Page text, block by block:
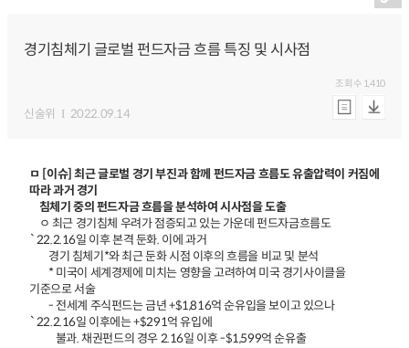
경기침체기 글로벌 펀드자금 흐름 특징 및 시사점
신술위 2022.09.14
조회수 1,410
ㅁ [이슈] 최근 글로벌 경기 부진과 함께 펀드자금 흐름도 유출압력이 커짐에
따라 과거 경기
침체기 중의 펀드자금 흐름을 분석하여 시사점을 도출
ㅇ 최근 경기침체 우려가 점증되고 있는 가운데 펀드자금흐름도
`22.2.16일 이후 본격 둔화. 이에 과거
경기 침체기*와 최근 둔화 시점 이후의 흐름을 비교 및 분석
* 미국이 세계경제에 미치는 영향을 고려하여 미국 경기사이클을
기준으로 서술
- 전세계 주식펀드는 금년 +$1,816억 순유입을 보이고 있으나
`22.2.16일 이후에는 +$291억 유입에
불과. 채권펀드의 경우 2.16일 이후 -$1,599억 순유출